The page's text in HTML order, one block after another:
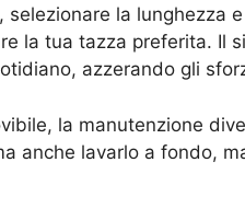
selezionare la lunghezza
la tua tazza preferita. Il
azzerando gli
la manutenzione
anche lavarlo a fondo,